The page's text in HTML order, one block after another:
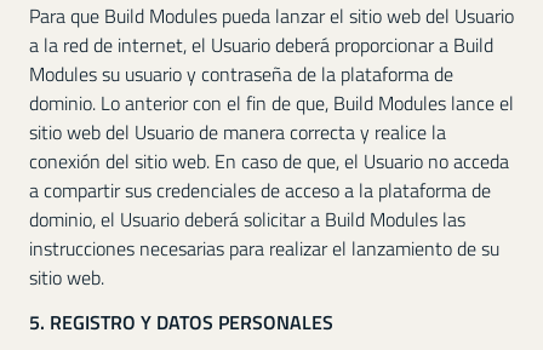
Para que Build Modules pueda lanzar el sitio web del Usuario
a la red de internet, el Usuario deberá proporcionar a Build
Modules su usuario y contraseña de la plataforma de
dominio. Lo anterior con el fin de que, Build Modules lance el
sitio web del Usuario de manera correcta y realice la
conexión del sitio web. En caso de que, el Usuario no acceda
a compartir sus credenciales de acceso a la plataforma de
dominio, el Usuario deberá solicitar a Build Modules las
instrucciones necesarias para realizar el lanzamiento de su
sitio web.
5. REGISTRO Y DATOS PERSONALES